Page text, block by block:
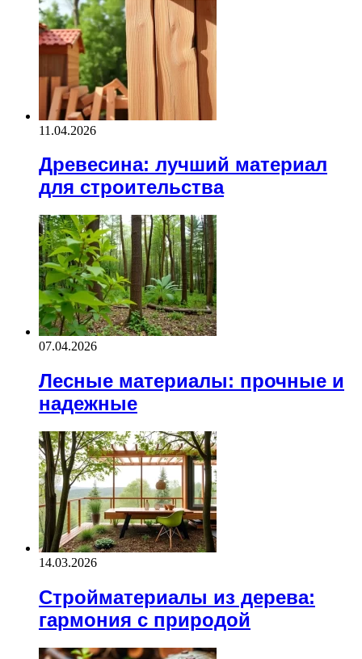
11.04.2026
Древесина: лучший материал
для строительства
07.04.2026
Лесные материалы: прочные и
надежные
14.03.2026
Стройматериалы из дерева:
гармония с природой